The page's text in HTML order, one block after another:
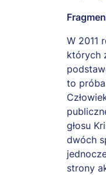
W 2011
których
to próba
głosu
dwóch
strony